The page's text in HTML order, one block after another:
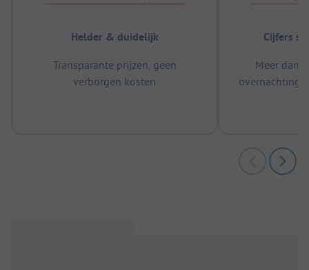
Helder & duidelijk
Transparante prijzen, geen
verborgen kosten
Cijfers
Meer dan